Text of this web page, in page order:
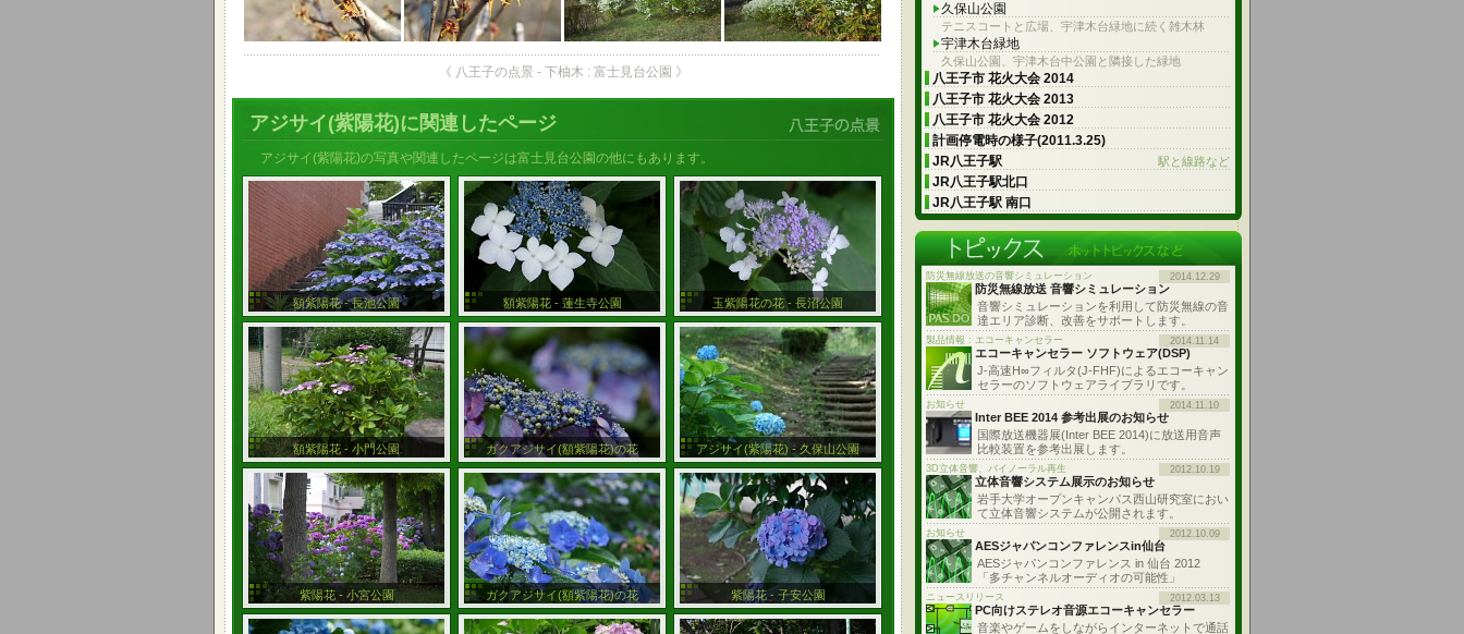
《 八王子の点景 - 下柚木 : 富士見台公園 》
アジサイ(紫陽花)に関連したページ
アジサイ(紫陽花)の写真や関連したページは富士見台公園の他にもあります。
額紫陽花 - 長池公園 額紫陽花 - 蓮生寺公園 玉紫陽花の花 - 長沼公園
額紫陽花 - 小門公園 ガクアジサイ(額紫陽花)の花 アジサイ(紫陽花) - 久保山公園
紫陽花 - 小宮公園 ガクアジサイ(額紫陽花)の花 紫陽花 - 子安公園
久保山公園
テニスコートと広場、宇津木台緑地に続く雑木林
宇津木台緑地
久保山公園、宇津木台中公園と隣接した緑地
八王子市 花火大会 2014
八王子市 花火大会 2013
八王子市 花火大会 2012
計画停電時の様子(2011.3.25)
JR八王子駅
駅と線路など
JR八王子駅北口
JR八王子駅 南口
防災無線放送の音響シミュレーション 2014.12.29
防災無線放送 音響シミュレーション
音響シミュレーションを利用して防災無線の音
達エリア診断、改善をサポートします。
製品情報 : エコーキャンセラー 2014.11.14
エコーキャンセラー ソフトウェア(DSP)
J-高速H∞フィルタ(J-FHF)によるエコーキャン
セラーのソフトウェアライブラリです。
お知らせ 2014.11.10
Inter BEE 2014 参考出展のお知らせ
国際放送機器展(Inter BEE 2014)に放送用音声
比較装置を参考出展します。
3D立体音響、バイノーラル再生 2012.10.19
立体音響システム展示のお知らせ
岩手大学オープンキャンパス西山研究室におい
て立体音響システムが公開されます。
お知らせ 2012.10.09
AESジャパンコンファレンスin仙台
AESジャパンコンファレンス in 仙台 2012
「多チャンネルオーディオの可能性」
ニュースリリース 2012.03.13
PC向けステレオ音源エコーキャンセラー
音楽やゲームをしながらインターネットで通話